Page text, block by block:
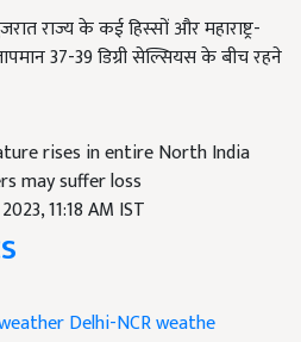
राज्य के कई हिस्सों और महाराष्ट्र-
37-39 डिग्री सेल्सियस के बीच रहने
rises in entire North India
may suffer loss
11:18 AM IST
Delhi-NCR weathe